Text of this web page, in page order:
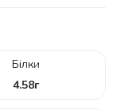
Білки
4.58г